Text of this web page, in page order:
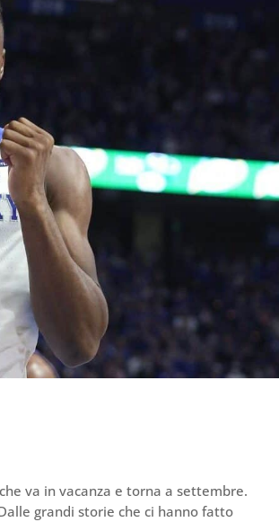
che va in vacanza e torna a settembre.
grandi storie che ci hanno fatto